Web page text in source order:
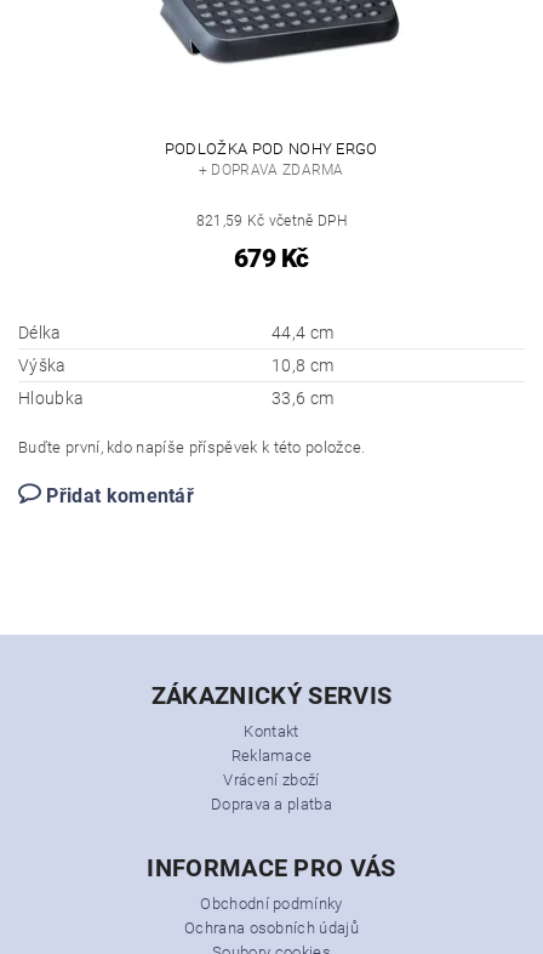
PODLOŽKA POD NOHY ERGO
+ DOPRAVA ZDARMA
821,59 Kč včetně DPH
679 Kč
Délka
44,4 cm
Výška
10,8 cm
Hloubka
33,6 cm
Buďte první, kdo napíše příspěvek k této položce.
Přidat komentář
ZÁKAZNICKÝ SERVIS
Kontakt
Reklamace
Vrácení zboží
Doprava a platba
INFORMACE PRO VÁS
Obchodní podmínky
Ochrana osobních údajů